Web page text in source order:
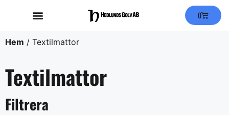
0
Hem / Textilmattor
Textilmattor
Filtrera